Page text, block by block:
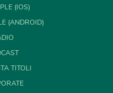
(IOS)
(ANDROID)
TITOLI